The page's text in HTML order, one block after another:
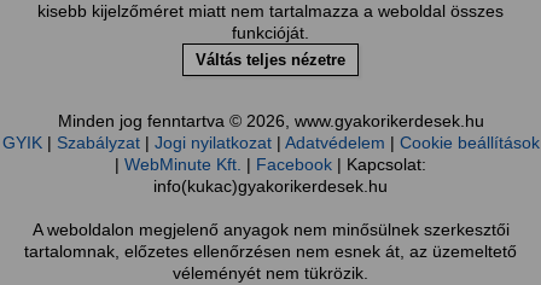
kisebb kijelzőméret miatt nem tartalmazza a weboldal összes
funkcióját.
Váltás teljes nézetre
Minden jog fenntartva © 2026, www.gyakorikerdesek.hu
GYIK| Szabályzat| Jogi nyilatkozat| Adatvédelem | Cookie beállítások
| WebMinute Kft. | Facebook | Kapcsolat:
info(kukac)gyakorikerdesek.hu
A weboldalon megjelenő anyagok nem minősülnek szerkesztői
tartalomnak, előzetes ellenőrzésen nem esnek át, az üzemeltető
véleményét nem tükrözik.